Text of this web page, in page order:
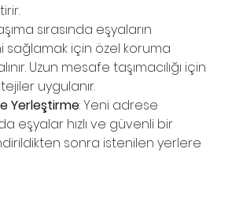
sırasında eşyaların
sağlamak için özel koruma
Uzun mesafe taşımacılığı için
uygulanır.
Yerleştirme: Yeni adrese
eşyalar hızlı ve güvenli bir
sonra istenilen yerlere